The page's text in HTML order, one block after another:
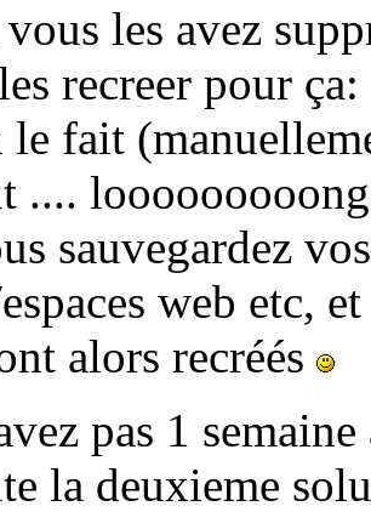
les avez
recreer pour ça:
fait
....
sauvegardez
web etc,
alors recréés
pas 1
la deuxieme